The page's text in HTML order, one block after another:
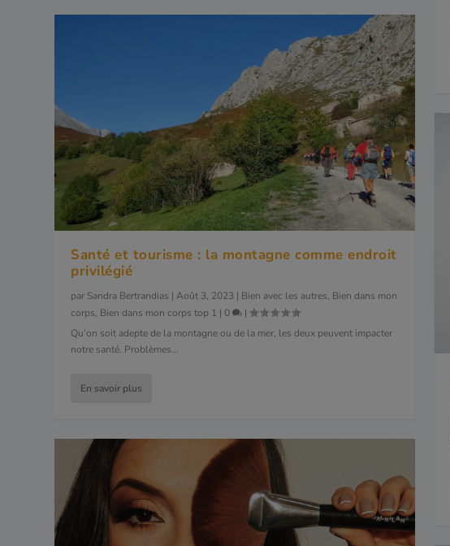
Santé et tourisme : la montagne comme endroit
privilégié
par Sandra Bertrandias |Août 3, 2023 | Bien avec les autres, Bien dans mon
corps, Bien dans mon corps top 1 | 0
|
Qu’on soit adepte de la montagne ou de la mer, les deux peuvent impacter
notre santé. Problèmes...
En savoir plus